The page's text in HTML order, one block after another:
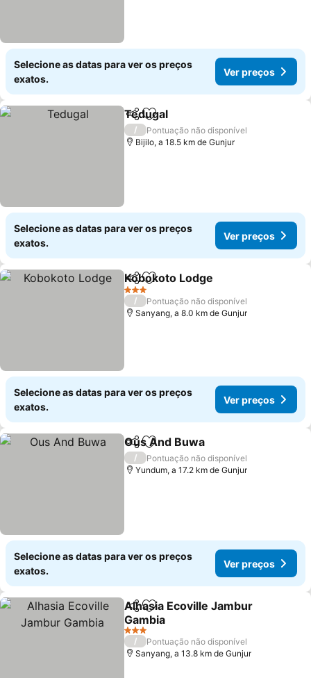
Selecione as datas para ver os preços
exatos.
Ver preços
PartilharAdicionar aos favoritos
Tedugal
/
Pontuação não disponível
Bijilo, a 18.5 km de Gunjur
Selecione as datas para ver os preços
exatos.
Ver preços
PartilharAdicionar aos favoritos
Kobokoto Lodge
3 Estrelas
/
Pontuação não disponível
Sanyang, a 8.0 km de Gunjur
Selecione as datas para ver os preços
exatos.
Ver preços
PartilharAdicionar aos favoritos
Ous And Buwa
/
Pontuação não disponível
Yundum, a 17.2 km de Gunjur
Selecione as datas para ver os preços
exatos.
Ver preços
PartilharAdicionar aos favoritos
Alhasia Ecoville Jambur
Gambia
Ver preços
3 Estrelas
/
Pontuação não disponível
Sanyang, a 13.8 km de Gunjur